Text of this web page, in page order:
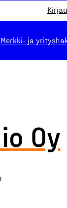
Merkki- ja
Oy